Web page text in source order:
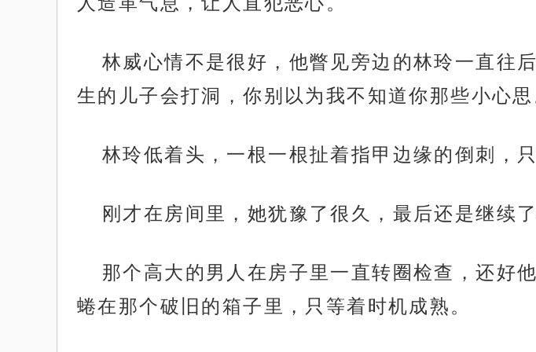
林威心情不是很好，他瞥见旁边的林玲一直往
生的儿子会打洞，你别以为我不知道你那些小心思
林玲低着头，一根一根扯着指甲边缘的倒刺，
刚才在房间里，她犹豫了很久，最后还是继续
那个高大的男人在房子里一直转圈检查，还好
蜷在那个破旧的箱子里，只等着时机成熟。